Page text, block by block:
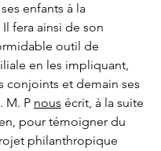
enfants à la
fera ainsi de son
outil de
en les impliquant,
conjoints et demain ses
M. P nous écrit, à la suite
pour témoigner du
philanthropique